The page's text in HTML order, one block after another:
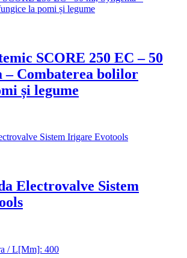
SCORE 250 EC – 50
– Combaterea bolilor
și legume
Electrovalve Sistem